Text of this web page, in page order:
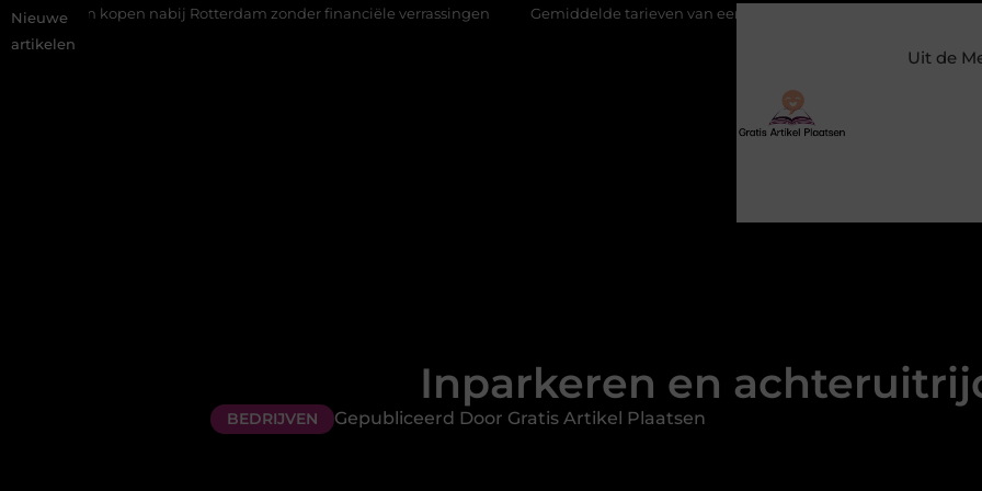
Nieuwe
artikelen
nabij Rotterdam zonder financiële verrassingen Gemiddelde tarieven van een dierenarts in Arnhem
Uit de
Inparkeren en
BEDRIJVEN Gepubliceerd Door Gratis Artikel Plaatsen